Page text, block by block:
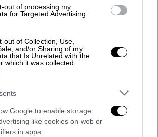
out of processing my
for Targeted Advertising.
out of Collection, Use,
and/or Sharing of my
that Is Unrelated with the
which it was collected.
Google to enable storage
like cookies on web or
in apps.
γυρίσματα, είμαστε στο
Ανυπομονώ,
να γίνει κάτι που θα
είπε ο Αλέξανδρος
Ανδρίτσου με ένα
σε προσωπικό της
social media, έδειξε την ίδια
τρεις πρωταγωνίστριες να
τους το σενάριο της